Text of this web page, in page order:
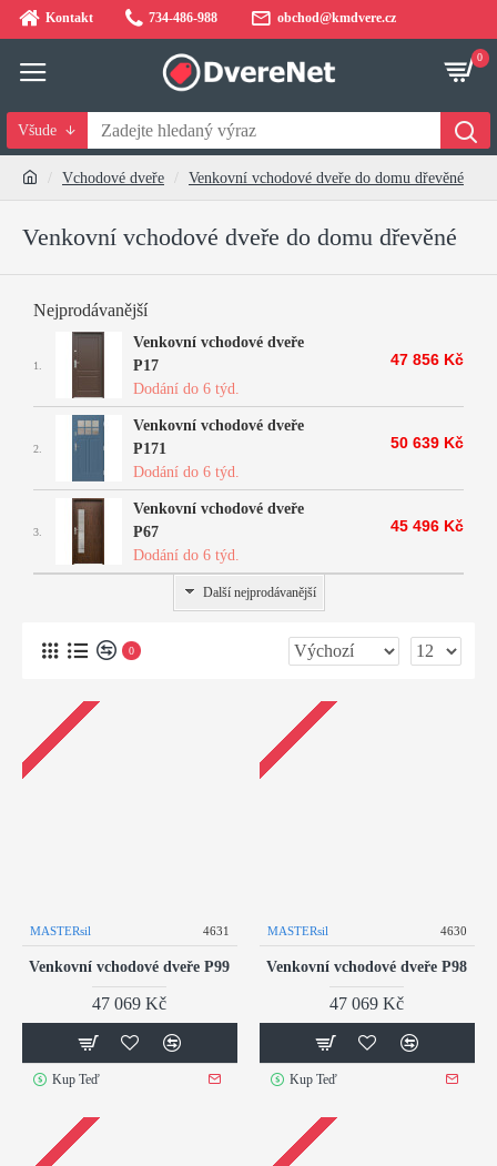
Kontakt 734-486-988 obchod@kmdvere.cz
0
Všude
Vchodové dveře Venkovní vchodové dveře do domu dřevěné
Venkovní vchodové dveře do domu dřevěné
Nejprodávanější
1.
Venkovní vchodové dveře
P17
Dodání do 6 týd.
47 856 Kč
2.
Venkovní vchodové dveře
P171
Dodání do 6 týd.
50 639 Kč
3.
Venkovní vchodové dveře
P67
Dodání do 6 týd.
45 496 Kč
Další nejprodávanější
0
MASTERsil 4631
Venkovní vchodové dveře P99
47 069 Kč
Kup Teď
MASTERsil 4630
Venkovní vchodové dveře P98
47 069 Kč
Kup Teď